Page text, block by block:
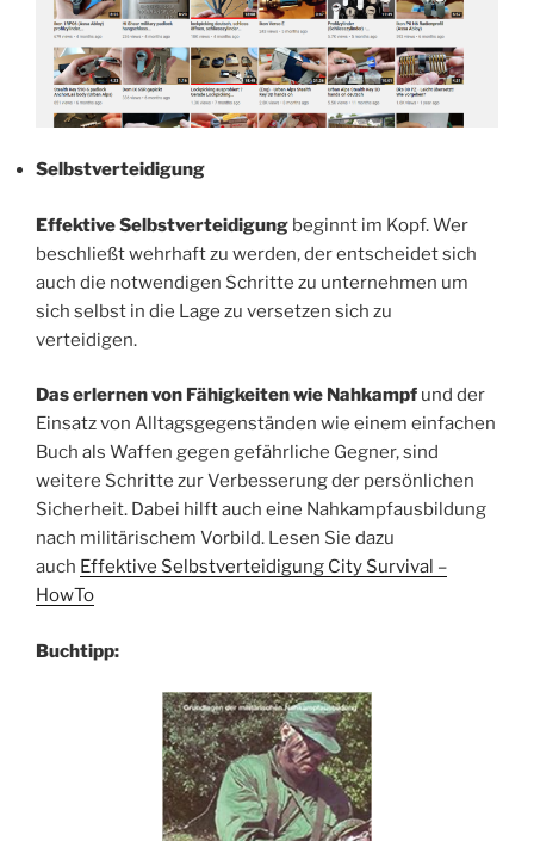
Selbstverteidigung
Effektive Selbstverteidigung beginnt im Kopf. Wer
beschließt wehrhaft zu werden, der entscheidet sich
auch die notwendigen Schritte zu unternehmen um
sich selbst in die Lage zu versetzen sich zu
verteidigen.
Das erlernen von Fähigkeiten wie Nahkampf und der
Einsatz von Alltagsgegenständen wie einem einfachen
Buch als Waffen gegen gefährliche Gegner, sind
weitere Schritte zur Verbesserung der persönlichen
Sicherheit. Dabei hilft auch eine Nahkampfausbildung
nach militärischem Vorbild. Lesen Sie dazu
auch Effektive Selbstverteidigung City Survival –
HowTo
Buchtipp: